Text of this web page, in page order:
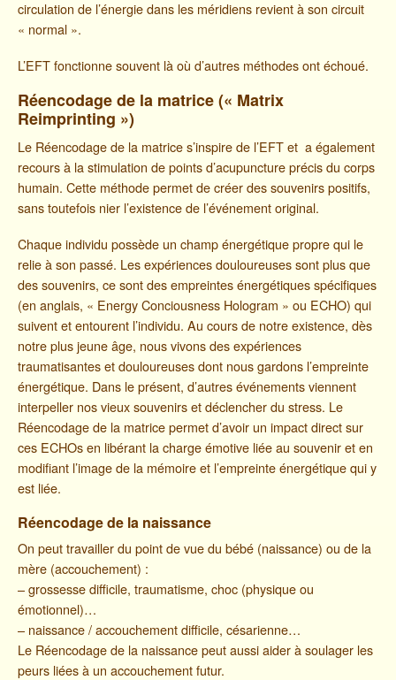
circulation de l’énergie dans les méridiens revient à son circuit
« normal ».
L’EFT fonctionne souvent là où d’autres méthodes ont échoué.
Réencodage de la matrice(« Matrix
Reimprinting »)
Le Réencodage de la matrice s’inspire de l’EFT et a également
recours à la stimulation de points d’acupuncture précis du corps
humain. Cette méthode permet de créer des souvenirs positifs,
sans toutefois nier l’existence de l’événement original.
Chaque individu possède un champ énergétique propre qui le
relie à son passé. Les expériences douloureuses sont plus que
des souvenirs, ce sont des empreintes énergétiques spécifiques
(en anglais, « Energy Conciousness Hologram » ou ECHO) qui
suivent et entourent l’individu. Au cours de notre existence, dès
notre plus jeune âge, nous vivons des expériences
traumatisantes et douloureuses dont nous gardons l’empreinte
énergétique. Dans le présent, d’autres événements viennent
interpeller nos vieux souvenirs et déclencher du stress. Le
Réencodage de la matrice permet d’avoir un impact direct sur
ces ECHOs en libérant la charge émotive liée au souvenir et en
modifiant l’image de la mémoire et l’empreinte énergétique qui y
est liée.
Réencodage de la naissance
On peut travailler du point de vue du bébé (naissance) ou de la
mère (accouchement) :
– grossesse difficile, traumatisme, choc (physique ou
émotionnel)…
– naissance / accouchement difficile, césarienne…
Le Réencodage de la naissance peut aussi aider à soulager les
peurs liées à un accouchement futur.